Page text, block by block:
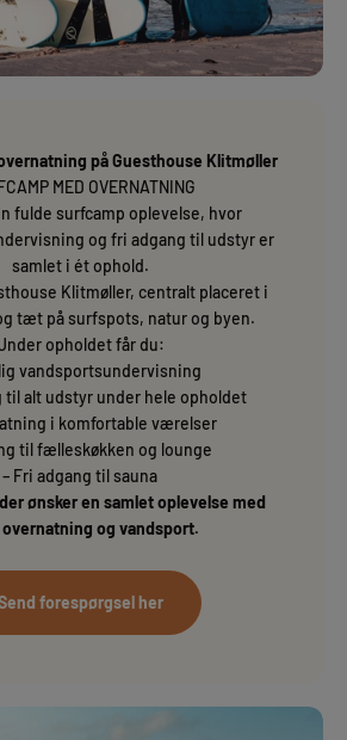
på Guesthouse Klitmøller
MED OVERNATNING
fulde surfcamp oplevelse, hvor
og fri adgang til udstyr er
samlet i ét ophold.
Klitmøller, centralt placeret i
tæt på surfspots, natur og byen.
opholdet får du:
vandsportsundervisning
til alt udstyr under hele opholdet
i komfortable værelser
til fælleskøkken og lounge
– Fri adgang til sauna
ønsker en samlet oplevelse med
og vandsport.
forespørgsel her